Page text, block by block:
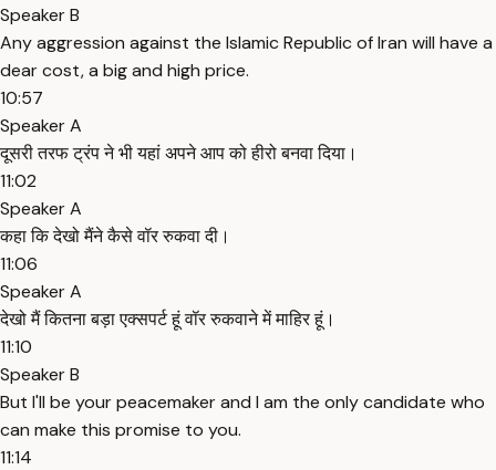
Speaker B
Any aggression against the Islamic Republic of Iran will have a
dear cost, a big and high price.
10:57
Speaker A
दूसरी तरफ ट्रंप ने भी यहां अपने आप को हीरो बनवा दिया।
11:02
Speaker A
कहा कि देखो मैंने कैसे वॉर रुकवा दी।
11:06
Speaker A
देखो मैं कितना बड़ा एक्सपर्ट हूं वॉर रुकवाने में माहिर हूं।
11:10
Speaker B
But I'll be your peacemaker and I am the only candidate who
can make this promise to you.
11:14